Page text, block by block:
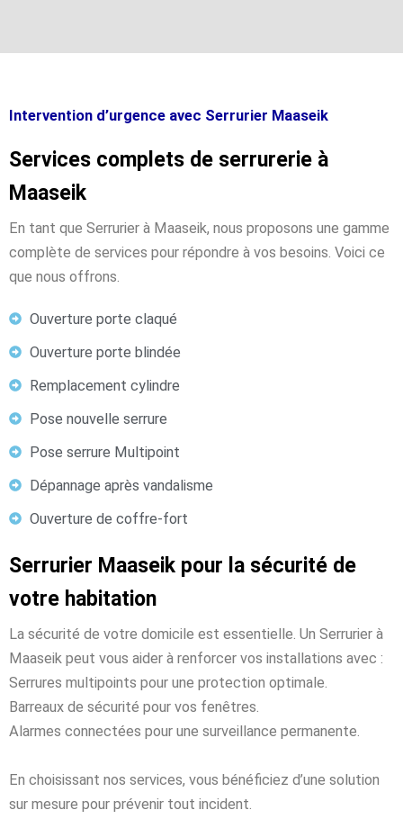
Intervention d’urgence avec Serrurier Maaseik
Services complets de serrurerie à
Maaseik
En tant que Serrurier à Maaseik, nous proposons une gamme
complète de services pour répondre à vos besoins. Voici ce
que nous offrons.
Ouverture porte claqué
Ouverture porte blindée
Remplacement cylindre
Pose nouvelle serrure
Pose serrure Multipoint
Dépannage après vandalisme
Ouverture de coffre-fort
Serrurier Maaseik pour la sécurité de
votre habitation
La sécurité de votre domicile est essentielle. Un Serrurier à
Maaseik peut vous aider à renforcer vos installations avec :
Serrures multipoints pour une protection optimale.
Barreaux de sécurité pour vos fenêtres.
Alarmes connectées pour une surveillance permanente.
En choisissant nos services, vous bénéficiez d’une solution
sur mesure pour prévenir tout incident.